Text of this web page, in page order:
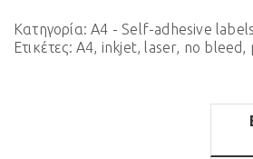
Κατηγορία:A4 - Self-adhesive labels
Ετικέτες: A4, inkjet, laser, no bleed,